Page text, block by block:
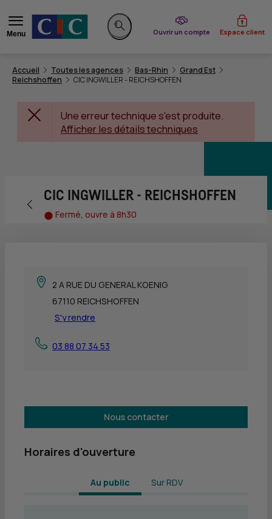
Menu
Rechercher sur le site
Ouvrir un compte
du CIC Espace client
Accueil Toutes les agences Bas-Rhin
Grand Est
Reichshoffen
CIC INGWILLER - REICHSHOFFEN
Une erreur technique s'est produite.
Afficher les détails techniques
Retour vers la page précédente
CIC INGWILLER - REICHSHOFFEN
Fermé, ouvre à 8h30
2 A RUE DU GENERAL KOENIG
67110 REICHSHOFFEN
S'y rendre
03 88 07 34 53
Nous contacter
Horaires d'ouverture
Au public Sur RDV